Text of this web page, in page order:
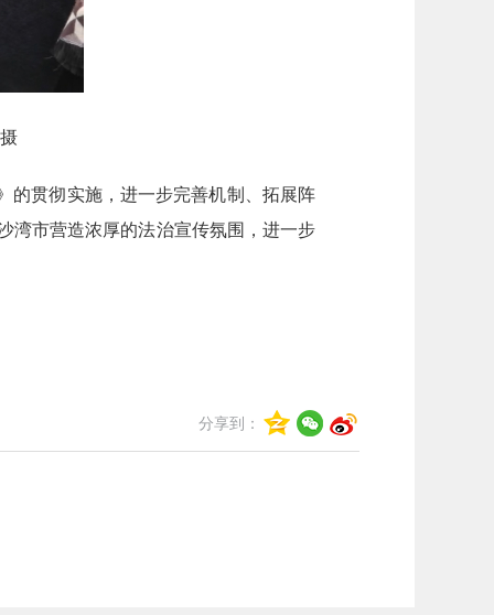
的贯彻实施，进一步完善机制、拓展阵
湾市营造浓厚的法治宣传氛围，进一步
分享到：